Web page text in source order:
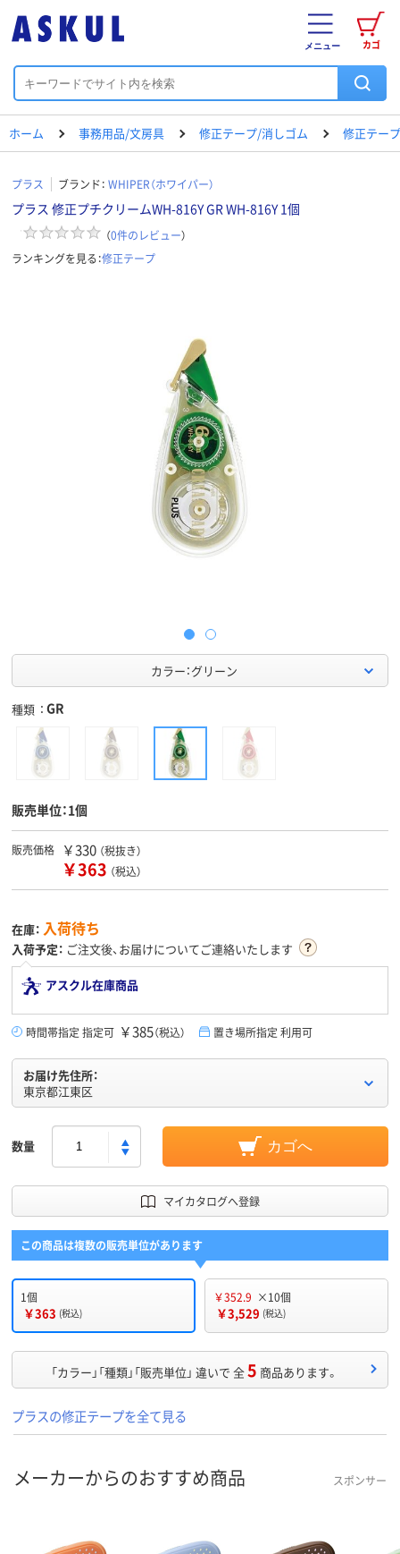
カゴ
メニュー
ホーム 事務用品/文房具 修正テープ/消しゴム 修正テープ
プラス ブランド： WHIPER（ホワイパー）
プラス 修正プチクリームWH-816Y GR WH-816Y 1個
（0件のレビュー）
ランキングを見る：修正テープ
カラー：グリーン
種類 GR
販売単位：1個
販売価格 ￥330 （税抜き）
￥363 （税込）
在庫： 入荷待ち
入荷予定： ご注文後、お届けについてご連絡いたします
アスクル在庫商品
時間帯指定 指定可 ￥385（税込） 置き場所指定 利用可
お届け先住所：
東京都江東区
数量 カゴへ
マイカタログへ登録
この商品は複数の販売単位があります
1個
￥363 (税込)
￥352.9 ×10個
￥3,529 (税込)
「カラー」「種類」「販売単位」 違いで 全5 商品あります。
プラスの修正テープを全て見る
メーカーからのおすすめ商品 スポンサー